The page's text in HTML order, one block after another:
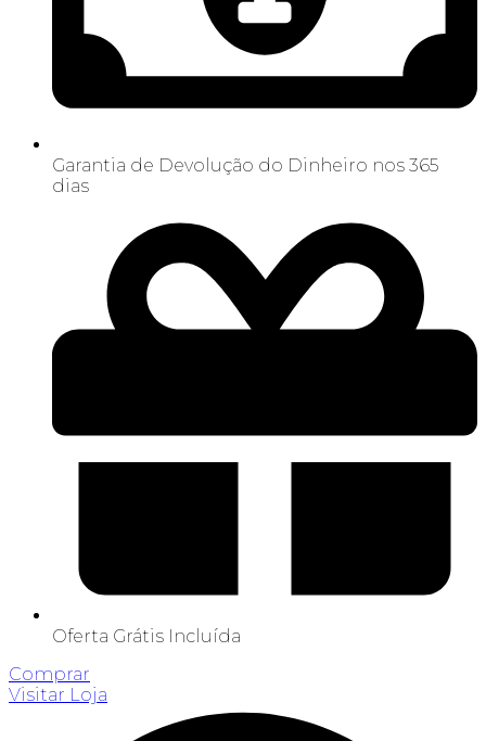
Garantia de Devolução do Dinheiro nos 365
dias
Oferta Grátis Incluída
Comprar
Visitar Loja